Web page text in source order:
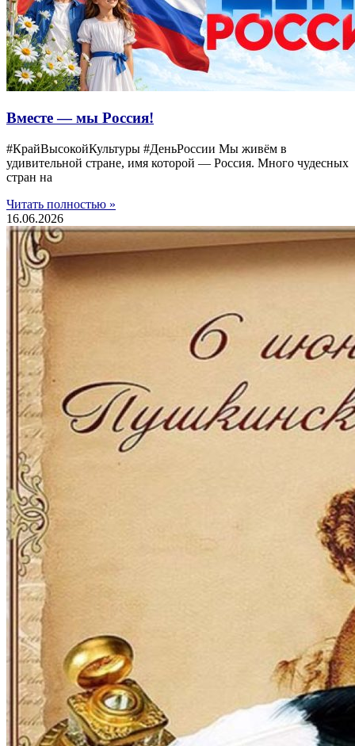
Вместе — мы Россия!
#КрайВысокойКультуры #ДеньРоссии Мы живём в
удивительной стране, имя которой — Россия. Много чудесных
стран на
Читать полностью »
16.06.2026